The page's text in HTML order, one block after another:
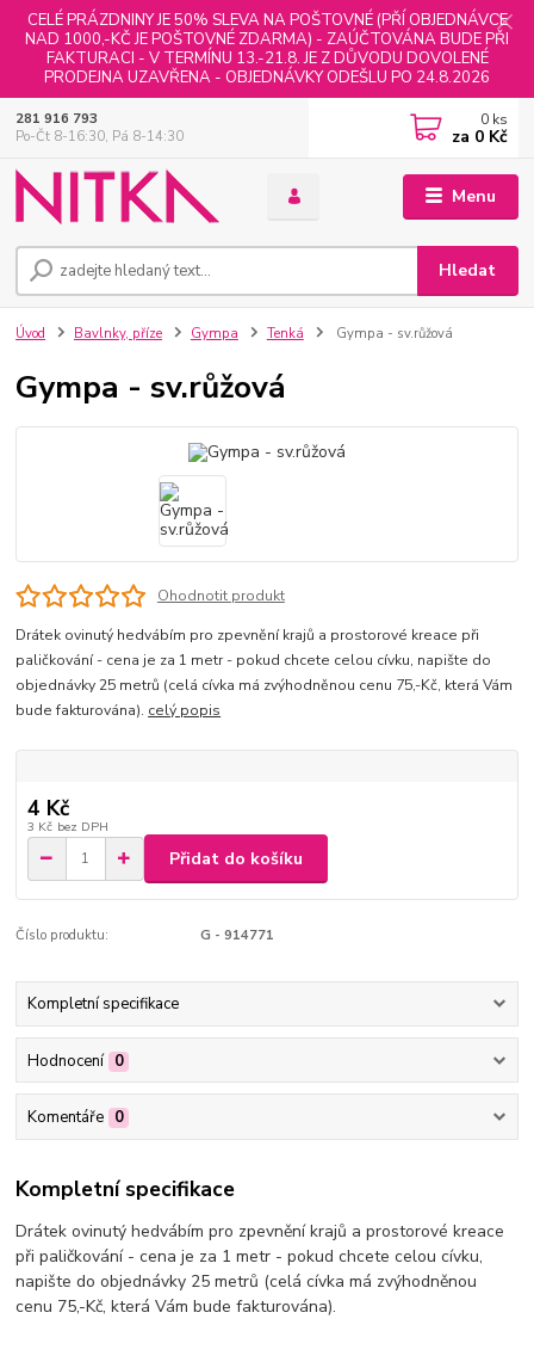
CELÉ PRÁZDNINY JE 50% SLEVA NA POŠTOVNÉ (PŘÍ OBJEDNÁVCE
NAD 1000,-KČ JE POŠTOVNÉ ZDARMA) - ZAÚČTOVÁNA BUDE PŘI
FAKTURACI - V TERMÍNU 13.-21.8. JE Z DŮVODU DOVOLENÉ
PRODEJNA UZAVŘENA - OBJEDNÁVKY ODEŠLU PO 24.8.2026
Menu
Hledat
281 916 793
Po-Čt 8-16:30, Pá 8-14:30
0 ks
za 0 Kč
Úvod Bavlnky, příze Gympa Tenká Gympa - sv.růžová
Gympa - sv.růžová
Ohodnotit produkt
Drátek ovinutý hedvábím pro zpevnění krajů a prostorové kreace při
paličkování - cena je za 1 metr - pokud chcete celou cívku, napište do
objednávky 25 metrů (celá cívka má zvýhodněnou cenu 75,-Kč, která Vám
bude fakturována). celý popis
4 Kč
3 Kč bez DPH
Přidat do košíku
Číslo produktu: G - 914771
Kompletní specifikace
Hodnocení 0
Komentáře 0
Kompletní specifikace
Drátek ovinutý hedvábím pro zpevnění krajů a prostorové kreace
při paličkování - cena je za 1 metr - pokud chcete celou cívku,
napište do objednávky 25 metrů (celá cívka má zvýhodněnou
cenu 75,-Kč, která Vám bude fakturována).